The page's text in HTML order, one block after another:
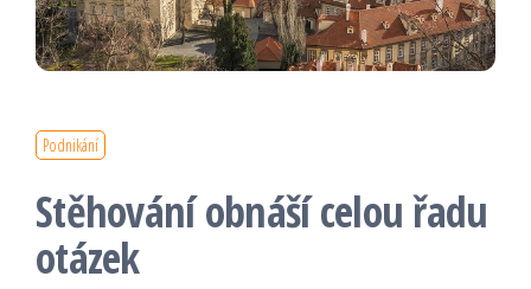
Podnikání
Stěhování obnáší celou řadu
otázek